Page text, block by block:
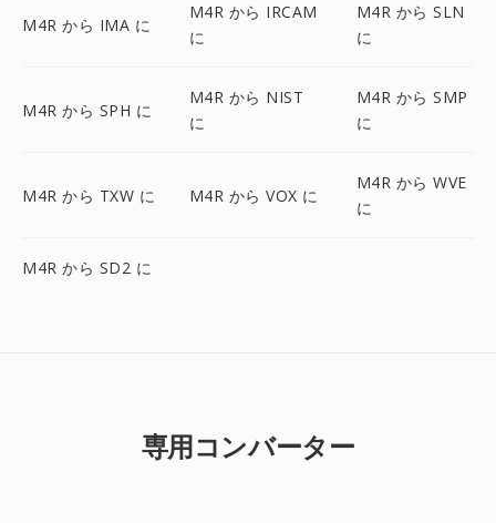
M4R から IMA に
M4R から IRCAM
に
M4R から SLN
に
M4R から SPH に
M4R から NIST
に
M4R から SMP
に
M4R から TXW に M4R から VOX に
M4R から WVE
に
M4R から SD2 に
専用コンバーター